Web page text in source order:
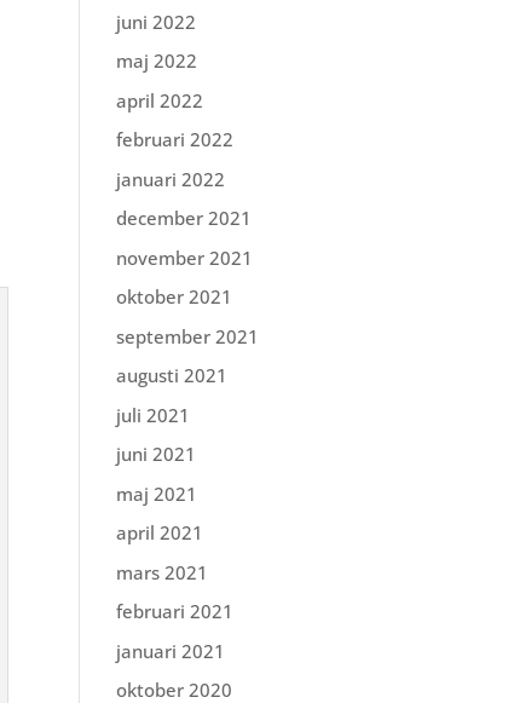
juni 2022
maj 2022
april 2022
februari 2022
januari 2022
december 2021
november 2021
oktober 2021
september 2021
augusti 2021
juli 2021
juni 2021
maj 2021
april 2021
mars 2021
februari 2021
januari 2021
oktober 2020